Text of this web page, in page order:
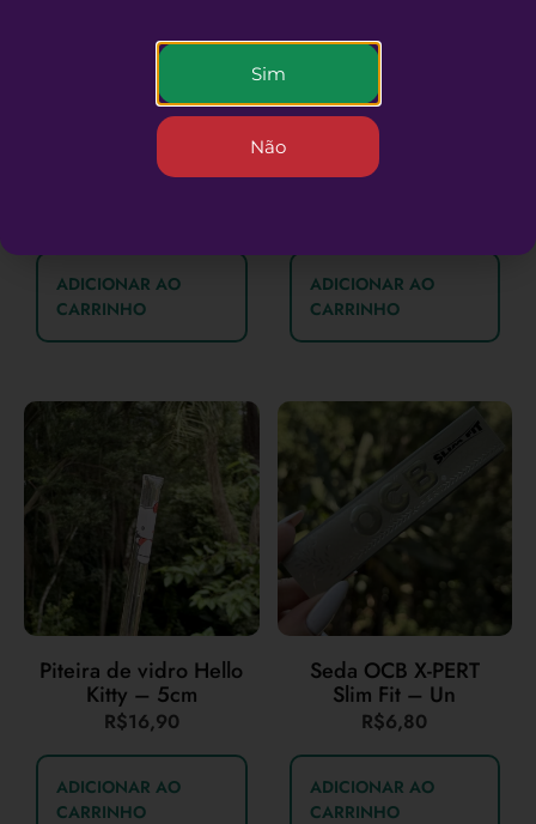
Seda de vidro Hello
ADICIONAR AO
CARRINHO
Combo 3 Sedas Zomo
ADICIONAR AO
CARRINHO
Piteira de vidro Hello
Kitty – 5cm
R$16,90
ADICIONAR AO
CARRINHO
Seda OCB X-PERT
Slim Fit – Un
R$6,80
ADICIONAR AO
CARRINHO
Sim
Não